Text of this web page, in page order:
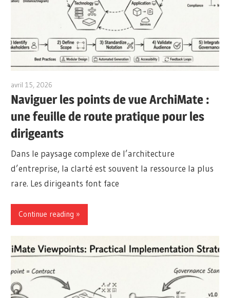
avril 15, 2026
Naviguer les points de vue ArchiMate :
une feuille de route pratique pour les
dirigeants
Dans le paysage complexe de l’architecture
d’entreprise, la clarté est souvent la ressource la plus
rare. Les dirigeants font face
Continue reading